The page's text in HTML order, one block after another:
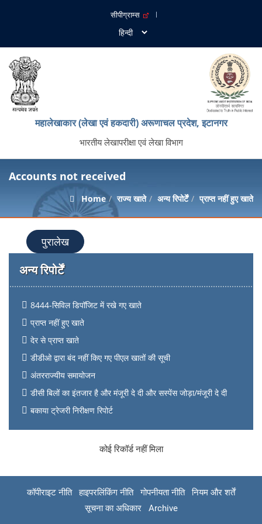
सीपीग्राम्स
महालेखाकार (लेखा एवं हकदारी) अरूणाचल प्रदेश, इटानगर
भारतीय लेखापरीक्षा एवं लेखा विभाग
Accounts not received
Home राज्य खाते अन्य रिपोर्टें प्राप्त नहीं हुए खाते
पुरालेख
अन्य रिपोर्टें
8444-सिविल डिपॉजिट में रखे गए खाते
प्राप्त नहीं हुए खाते
देर से प्राप्त खाते
डीडीओ द्वारा बंद नहीं किए गए पीएल खातों की सूची
अंतरराज्यीय समायोजन
डीसी बिलों का इंतजार है और मंजूरी दे दी और सस्पेंस जोड़ा/मंजूरी दे दी
बकाया ट्रेजरी निरीक्षण रिपोर्ट
कोई रिकॉर्ड नहीं मिला
कॉपीराइट नीति हाइपरलिंकिंग नीति गोपनीयता नीति
नियम और शर्तें
सूचना का अधिकार
Archive